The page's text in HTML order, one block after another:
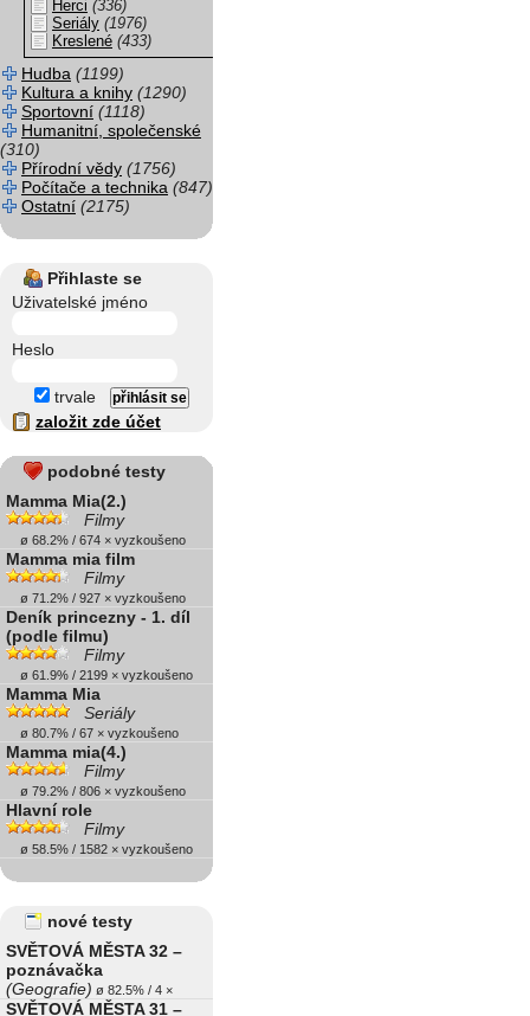
Herci (336)
Seriály (1976)
Kreslené (433)
Hudba (1199)
Kultura a knihy (1290)
Sportovní (1118)
Humanitní, společenské
(310)
Přírodní vědy (1756)
Počítače a technika (847)
Ostatní (2175)
Přihlaste se
Uživatelské jméno
Heslo
trvale
založit zde účet
podobné testy
Mamma Mia(2.)
Filmy
ø 68.2% / 674 × vyzkoušeno
Mamma mia film
Filmy
ø 71.2% / 927 × vyzkoušeno
Deník princezny - 1. díl
(podle filmu)
Filmy
ø 61.9% / 2199 × vyzkoušeno
Mamma Mia
Seriály
ø 80.7% / 67 × vyzkoušeno
Mamma mia(4.)
Filmy
ø 79.2% / 806 × vyzkoušeno
Hlavní role
Filmy
ø 58.5% / 1582 × vyzkoušeno
nové testy
SVĚTOVÁ MĚSTA 32 –
poznávačka
(Geografie) ø 82.5% / 4 ×
SVĚTOVÁ MĚSTA 31 –